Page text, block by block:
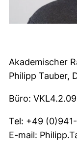
Akademischer
Philipp Tauber,
Büro: VKL4.2.09
Tel: +49
E-mail: